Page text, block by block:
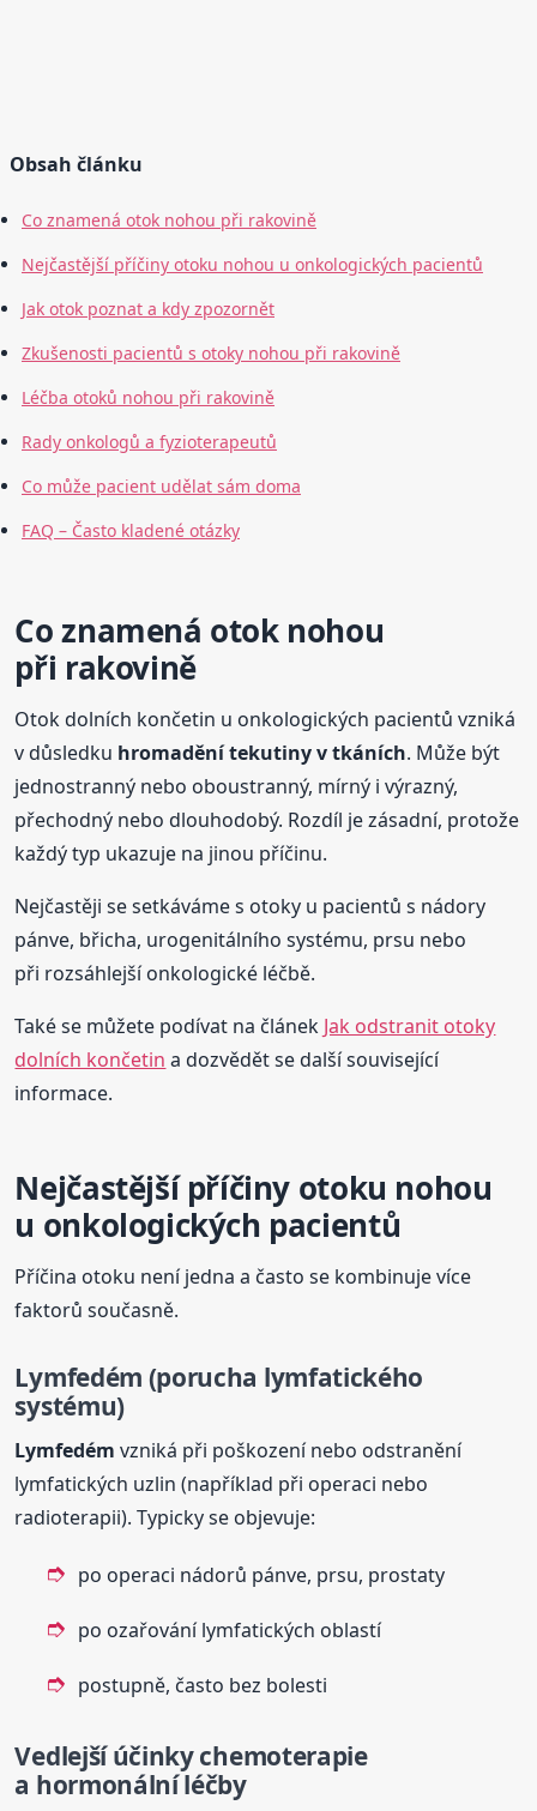
Obsah článku
Co znamená otok nohou při rakovině
Nejčastější příčiny otoku nohou u onkologických pacientů
Jak otok poznat a kdy zpozornět
Zkušenosti pacientů s otoky nohou při rakovině
Léčba otoků nohou při rakovině
Rady onkologů a fyzioterapeutů
Co může pacient udělat sám doma
FAQ – Často kladené otázky
Co znamená otok nohou
při rakovině
Otok dolních končetin u onkologických pacientů vzniká
v důsledku hromadění tekutiny v tkáních. Může být
jednostranný nebo oboustranný, mírný i výrazný,
přechodný nebo dlouhodobý. Rozdíl je zásadní, protože
každý typ ukazuje na jinou příčinu.
Nejčastěji se setkáváme s otoky u pacientů s nádory
pánve, břicha, urogenitálního systému, prsu nebo
při rozsáhlejší onkologické léčbě.
Také se můžete podívat na článek Jak odstranit otoky
dolních končetin a dozvědět se další související
informace.
Nejčastější příčiny otoku nohou
u onkologických pacientů
Příčina otoku není jedna a často se kombinuje více
faktorů současně.
Lymfedém (porucha lymfatického
systému)
Lymfedém vzniká při poškození nebo odstranění
lymfatických uzlin (například při operaci nebo
radioterapii). Typicky se objevuje:
po operaci nádorů pánve, prsu, prostaty
po ozařování lymfatických oblastí
postupně, často bez bolesti
Vedlejší účinky chemoterapie
a hormonální léčby